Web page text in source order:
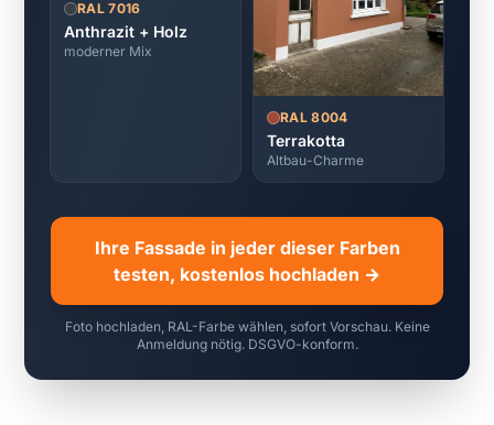
RAL 7016
Anthrazit + Holz
moderner Mix
RAL 8004
Terrakotta
Altbau-Charme
Ihre Fassade in jeder dieser Farben
testen, kostenlos hochladen →
Foto hochladen, RAL-Farbe wählen, sofort Vorschau. Keine
Anmeldung nötig. DSGVO-konform.